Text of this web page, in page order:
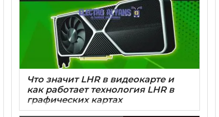
Что значит LHR в видеокарте и
как работает технология LHR в
графических картах